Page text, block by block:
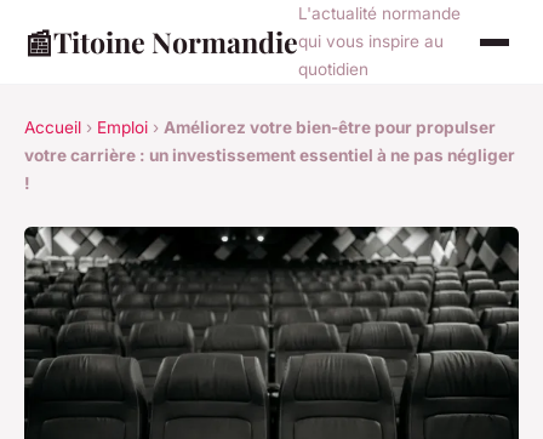
📰Titoine Normandie
L'actualité normande
qui vous inspire au
quotidien
Accueil › Emploi › Améliorez votre bien-être pour propulser
votre carrière : un investissement essentiel à ne pas négliger
!